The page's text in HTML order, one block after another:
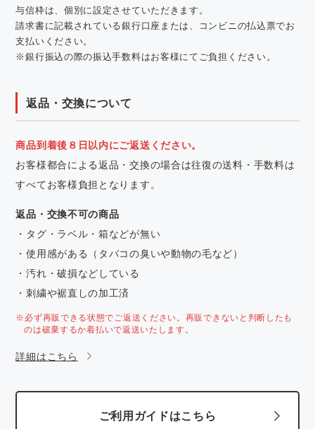
与信枠は、個別に設定させていただきます。
請求書に記載されている銀行口座または、コンビニの払込票でお
支払いください。
※銀行振込の際の振込手数料はお客様にてご負担ください。
返品・交換について
商品到着後８日以内にご返送ください。
お客様都合による返品・交換の場合は往復の送料・手数料は
すべてお客様負担となります。
返品・交換不可の商品
・タグ・ラベル・箱などが無い
・使用感がある（タバコの臭いや動物の毛など）
・汚れ・破損などしている
・刺繍や裾直しの加工済
※必ず再販できる状態でご返送ください。再販できないと判断したも
のは破棄するか着払いで返送いたします。
詳細はこちら
ご利用ガイドはこちら